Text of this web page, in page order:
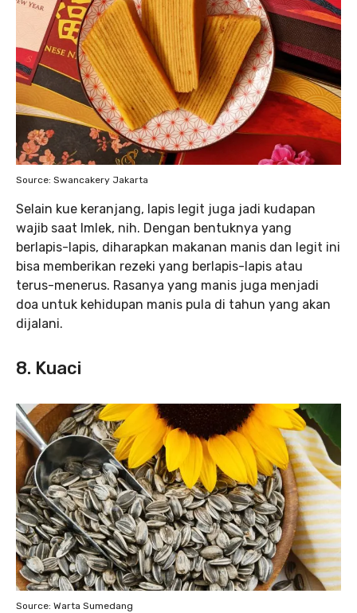
Source: Swancakery Jakarta
Selain kue keranjang, lapis legit juga jadi kudapan
wajib saat Imlek, nih. Dengan bentuknya yang
berlapis-lapis, diharapkan makanan manis dan legit ini
bisa memberikan rezeki yang berlapis-lapis atau
terus-menerus. Rasanya yang manis juga menjadi
doa untuk kehidupan manis pula di tahun yang akan
dijalani.
8. Kuaci
Source: Warta Sumedang